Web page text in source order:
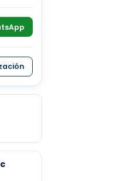
formal.
WhatsApp
cotización